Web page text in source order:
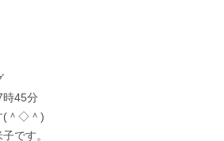
時45分
(＾◇＾)
です。